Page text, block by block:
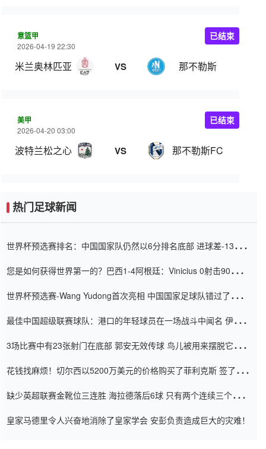
意篮甲
2026-04-19 22:30
米兰奥林匹亚 VS 那不勒斯
已结束
美甲
2026-04-20 03:00
波特兰松之心 VS 那不勒斯FC
已结束
热门足球新闻
世界杯预选赛排名：中国国家队仍然以6分排名底部 进球差-13令人
您是如何获得世界第一的？巴西1-4阿根廷：Vinicius 0射击90分钟
世界杯预选赛-Wang Yudong首次亮相 中国国家足球队错过了世界
最佳中国超级联赛球队：港口的年轻球员在一场战斗中闻名 伊万放
3场比赛中有23张射门在底部 郭安无效传球 鸟儿被用来摆脱它
花钱找麻烦！切尔西以5200万美元的价格购买了菲利克斯 签了7年
缺少英超联赛金靴位三连胜 海拉德落后6球 只有两个连续三个连续
皇家马德里令人兴奋地消除了皇家学会 安彭负责造成巨大的灾难！